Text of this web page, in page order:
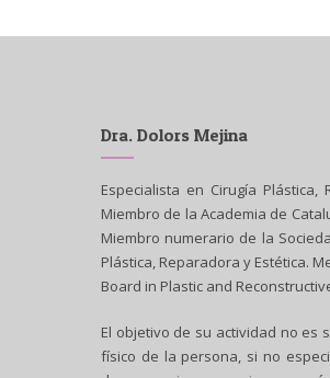
Dra. Dolors Mejina
Especialista en Cirugía Plástica,
Miembro de la Academia de
Miembro numerario de la
Plástica, Reparadora y Estética.
Board in Plastic and
El objetivo de su actividad no es
físico de la persona, si no